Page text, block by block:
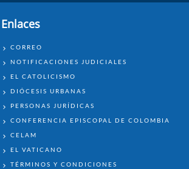
Enlaces
ENLACES
CORREO
NOTIFICACIONES JUDICIALES
EL CATOLICISMO
DIÓCESIS URBANAS
PERSONAS JURÍDICAS
CONFERENCIA EPISCOPAL DE COLOMBIA
CELAM
EL VATICANO
TÉRMINOS Y CONDICIONES